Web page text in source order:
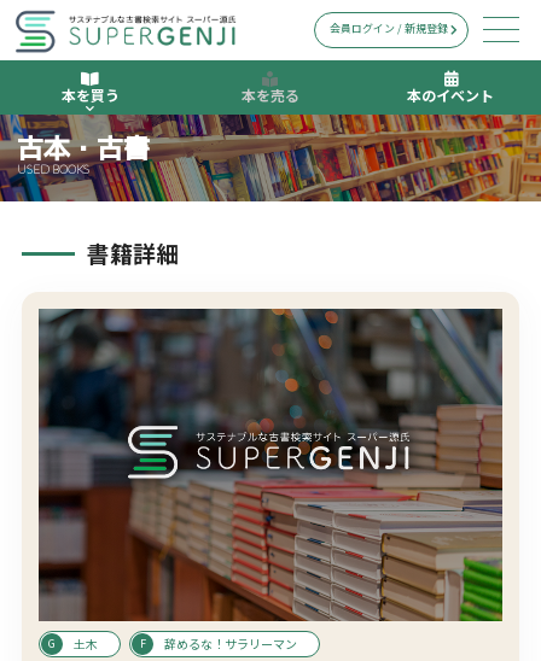
本を買う 本を売る 本のイベント
会員ログイン / 新規登録
古本・古書
USED BOOKS
書籍詳細
土木 辞めるな！サラリーマン